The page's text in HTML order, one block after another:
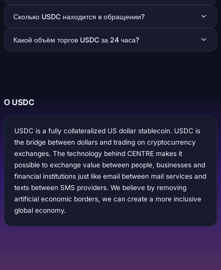
Сколько USDC находится в обращении?
Какой объём торгов USDC за 24 часа?
О USDC
USDC is a fully collateralized US dollar stablecoin. USDC is
the bridge between dollars and trading on cryptocurrency
exchanges. The technology behind CENTRE makes it
possible to exchange value between people, businesses and
financial institutions just like email between mail services and
texts between SMS providers. We believe by removing
artificial economic borders, we can create a more inclusive
global economy.